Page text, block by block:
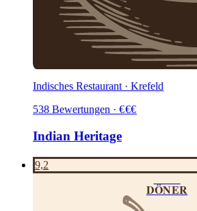
Indisches Restaurant · Krefeld
538 Bewertungen · €€€
Indian Heritage
9,2
SIDE
DÖNER